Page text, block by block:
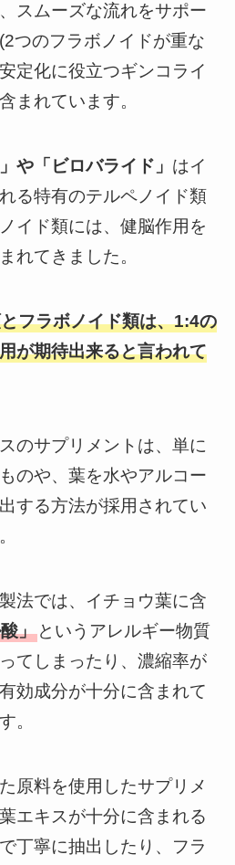
スムーズな流れをサポー
つのフラボノイドが重な
定化に役立つギンコライ
まれています。
や「ビロバライド」 はイ
る特有のテルペノイド類
イド類には、健脳作用を
れてきました。
フラボノイド類は、1:4の
が期待出来ると言われて
のサプリメントは、単に
のや、葉を水やアルコー
する方法が採用されてい
法では、イチョウ葉に含
」というアレルギー物質
てしまったり、濃縮率が
効成分が十分に含まれて
。
原料を使用したサプリメ
エキスが十分に含まれる
丁寧に抽出したり、フラ